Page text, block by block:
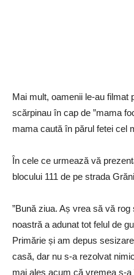
Mai mult, oamenii le-au filmat
scărpinau în cap de ”mama
mama caută în părul fetei cel
În cele ce urmează vă
blocului 111 de pe strada
”Bună ziua. Aș vrea să vă
noastră a adunat tot felul de
Primărie și am depus
casă, dar nu s-a rezolvat
mai ales acum că vremea s-